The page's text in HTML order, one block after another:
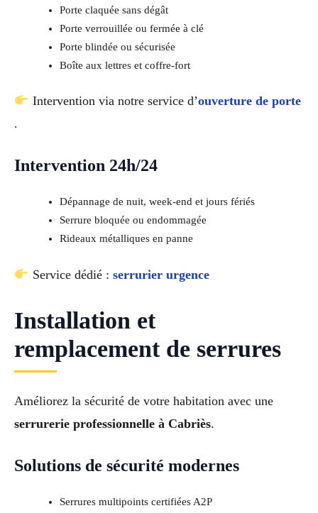
Porte claquée sans dégât
Porte verrouillée ou fermée à clé
Porte blindée ou sécurisée
Boîte aux lettres et coffre-fort
Intervention via notre service d’ouverture de porte
.
Intervention 24h/24
Dépannage de nuit, week-end et jours fériés
Serrure bloquée ou endommagée
Rideaux métalliques en panne
Service dédié : serrurier urgence
Installation et
remplacement de serrures
Améliorez la sécurité de votre habitation avec une
serrurerie professionnelle à Cabriès.
Solutions de sécurité modernes
Serrures multipoints certifiées A2P